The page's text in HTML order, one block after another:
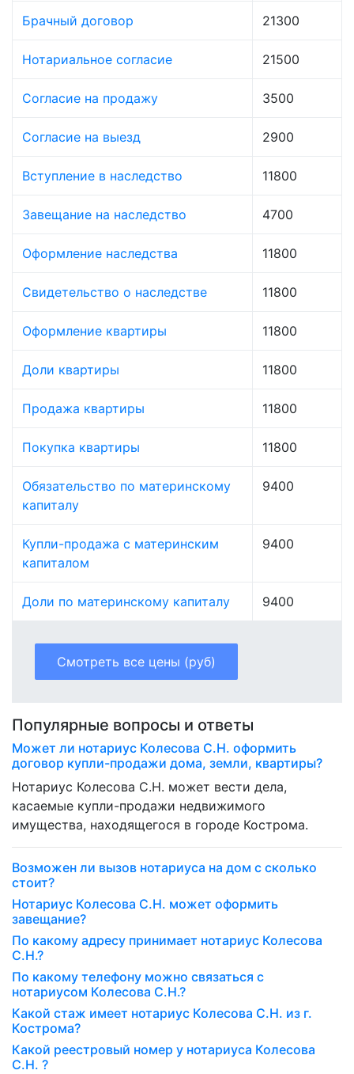
Брачный договор 21300
Нотариальное согласие 21500
Согласие на продажу 3500
Согласие на выезд 2900
Вступление в наследство 11800
Завещание на наследство 4700
Оформление наследства 11800
Свидетельство о наследстве 11800
Оформление квартиры 11800
Доли квартиры 11800
Продажа квартиры 11800
Покупка квартиры 11800
Обязательство по материнскому
капиталу
9400
Купли-продажа с материнским
капиталом
9400
Доли по материнскому капиталу 9400
Смотреть все цены (руб)
Популярные вопросы и ответы
Может ли нотариус Колесова С.Н. оформить
договор купли-продажи дома, земли, квартиры?
Нотариус Колесова С.Н. может вести дела,
касаемые купли-продажи недвижимого
имущества, находящегося в городе Кострома.
Возможен ли вызов нотариуса на дом с сколько
стоит?
Нотариус Колесова С.Н. может оформить
завещание?
По какому адресу принимает нотариус Колесова
С.Н.?
По какому телефону можно связаться с
нотариусом Колесова С.Н.?
Какой стаж имеет нотариус Колесова С.Н. из г.
Кострома?
Какой реестровый номер у нотариуса Колесова
С.Н. ?